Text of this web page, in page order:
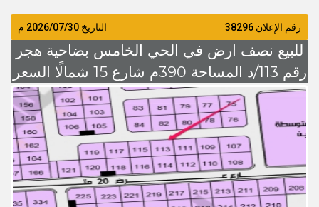
التاريخ 2026/07/30 م رقم الإعلان 38296
للبيع نصف ارض في الحي الخامس بضاحية هجر
رقم 113/د المساحة 390م شارع 15 شمالًا السعر
240 الف